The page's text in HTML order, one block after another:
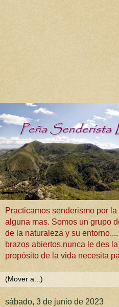
Practicamos senderismo por
alguna mas. Somos un grupo
de la naturaleza y su
brazos abiertos,nunca le des
propósito de la vida necesita
sábado, 3 de junio de 2023